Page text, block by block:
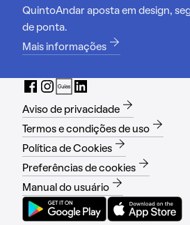
QuintoAndar aposta em design,
de ponta.
Mais informações
Aviso de privacidade
Termos e condições de uso
Política de Cookies
Preferências de cookies
Manual do usuário